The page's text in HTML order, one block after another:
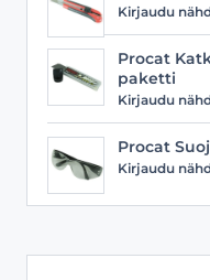
Kirjaudu
Procat
paketti
Kirjaudu
Procat
Kirjaudu